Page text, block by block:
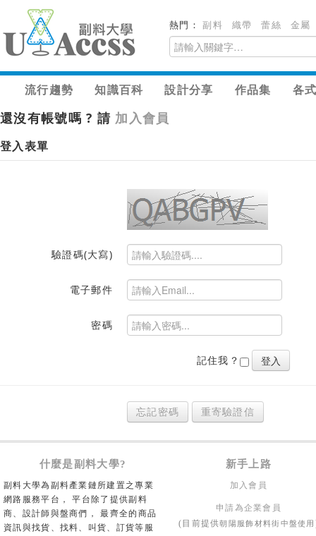
熱門：副料 織帶 蕾絲 金屬
流行趨勢 知識百科 設計分享 作品集 各
還沒有帳號嗎 ? 請 加入會員
登入表單
驗證碼(大寫)
電子郵件
密碼
記住我？
忘記密碼 重寄驗證信
什麼是副料大學? 新手上路
副料大學為副料產業鏈所建置之專業
網路服務平台， 平台除了提供副料
商、設計師與盤商們， 最齊全的商品
資訊與找貨、找料、叫貨、訂貨等服
加入會員
申請為企業會員
(目前提供朝陽服飾材料街中盤使用